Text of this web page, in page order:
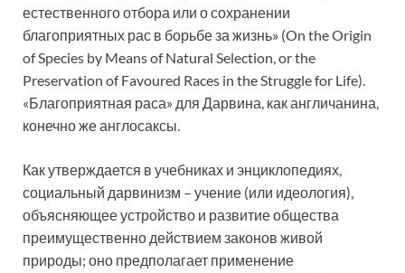
естественного отбора или о сохранении
благоприятных рас в борьбе за жизнь» (On the Origin
of Species by Means of Natural Selection, or the
Preservation of Favoured Races in the Struggle for Life).
«Благоприятная раса» для Дарвина, как англичанина,
конечно же англосаксы.
Как утверждается в учебниках и энциклопедиях,
социальный дарвинизм – учение (или идеология),
объясняющее устройство и развитие общества
преимущественно действием законов живой
природы; оно предполагает применение